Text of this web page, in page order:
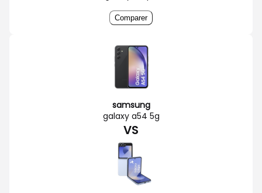
Comparer
samsung
galaxy a54 5g
VS